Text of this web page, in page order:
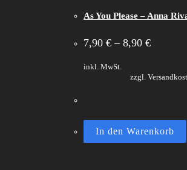
As You Please – Anna
7,90 € – 8,90 €
inkl. MwSt.
zzgl.
In den Warenkorb